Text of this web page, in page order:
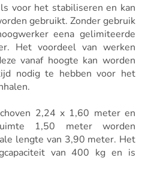
voor het stabiliseren en kan
gebruikt. Zonder gebruik
eena gelimiteerde
Het voordeel van werken
vanaf hoogte kan worden
nodig te hebben voor het
2,24 x 1,60 meter en
1,50 meter worden
lengte van 3,90 meter. Het
van 400 kg en is